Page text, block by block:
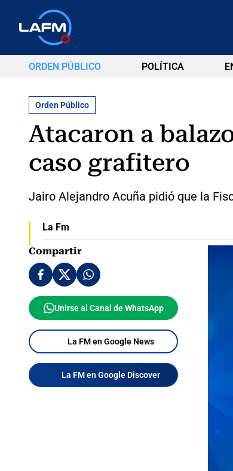
ORDEN PÚBLICO POLÍTICA
Orden Público
Atacaron a
caso grafitero
Jairo Alejandro Acuña pidió que la
La Fm
Compartir
Unirse al Canal de WhatsApp
La FM en Google News
La FM en Google Discover